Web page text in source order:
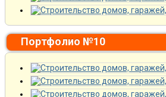
Портфолио №10